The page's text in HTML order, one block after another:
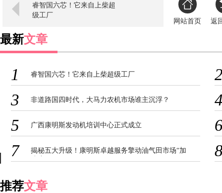
睿智国六芯！它来自上柴超
级工厂
网站首页
返
最新文章
1 睿智国六芯！它来自上柴超级工厂
3
非道路国四时代，大马力农机市场谁主沉浮？
5
广西康明斯发动机培训中心正式成立
7
揭秘五大升级！康明斯卓越服务擎动油气田市场“加
速度”
推荐文章